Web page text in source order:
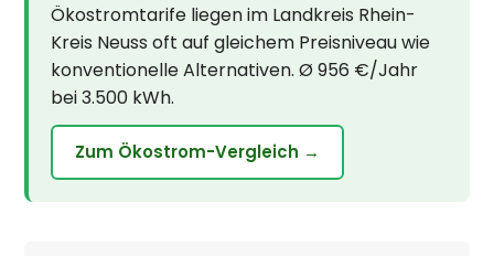
Ökostromtarife liegen im Landkreis Rhein-
Kreis Neuss oft auf gleichem Preisniveau wie
konventionelle Alternativen. Ø 956 €/Jahr
bei 3.500 kWh.
Zum Ökostrom-Vergleich →